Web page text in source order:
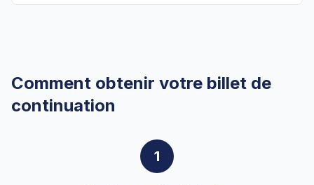
Comment obtenir votre billet de
continuation
1